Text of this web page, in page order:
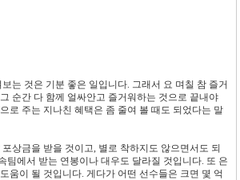
는 것은 기분 좋은 일입니다. 그래서 요 며칠 참 즐거
순간 다 함께 얼싸안고 즐거워하는 것으로 끝내야
로 주는 지나친 혜택은 좀 줄여 볼 때도 되었다는 말
상금을 받을 것이고, 별로 착하지도 않으면서도 되
에서 받는 연봉이나 대우도 달라질 것입니다. 또 은
움이 될 것입니다. 게다가 어떤 선수들은 크면 몇 억